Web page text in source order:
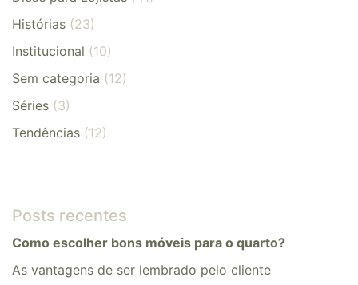
Histórias (23)
Institucional (10)
Sem categoria (12)
Séries (3)
Tendências (12)
Posts recentes
Como escolher bons móveis para o quarto?
As vantagens de ser lembrado pelo cliente